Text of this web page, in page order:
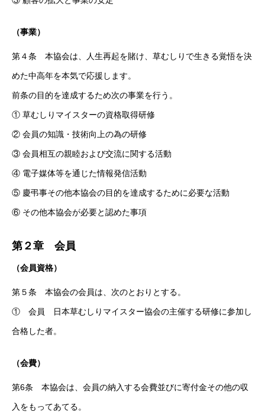
（事業）
第４条 本協会は、人生再起を賭け、草むしりで生きる覚悟を決
めた中高年を本気で応援します。
前条の目的を達成するため次の事業を行う。
① 草むしりマイスターの資格取得研修
② 会員の知識・技術向上の為の研修
③ 会員相互の親睦および交流に関する活動
④ 電子媒体等を通じた情報発信活動
⑤ 慶弔事その他本協会の目的を達成するために必要な活動
⑥ その他本協会が必要と認めた事項
第２章 会員
（会員資格）
第５条 本協会の会員は、次のとおりとする。
① 会員 日本草むしりマイスター協会の主催する研修に参加し
合格した者。
（会費）
第6条 本協会は、会員の納入する会費並びに寄付金その他の収
入をもってあてる。